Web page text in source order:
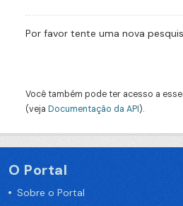
Por favor tente uma nova
Você também pode ter acesso a
(veja Documentação da API).
O Portal
Sobre o Portal